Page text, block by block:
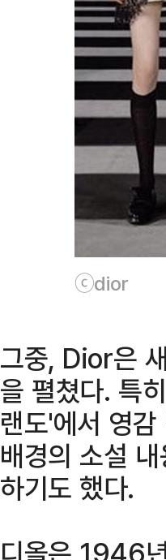
ⓒdior
그중, Dior은
을 펼쳤다. 특
랜도'에서 영
배경의 소설
하기도 했다.
디올은 1946